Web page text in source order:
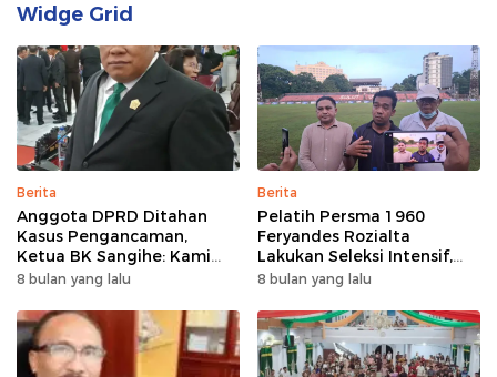
Widge Grid
Berita
Anggota DPRD Ditahan
Kasus Pengancaman,
Ketua BK Sangihe: Kami
Prihatin, Tapi Hormati
8 bulan yang lalu
Berita
Pelatih Persma 1960
Feryandes Rozialta
Lakukan Seleksi Intensif,
Cari Pemain Cepat
8 bulan yang lalu